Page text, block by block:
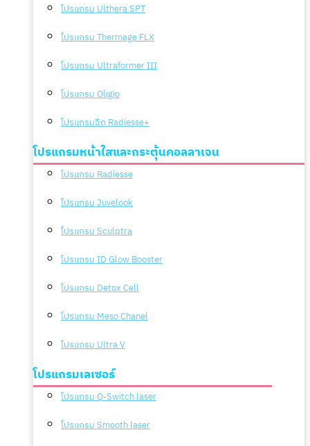
โปรแกรม Ulthera SPT
โปรแกรม Thermage FLX
โปรแกรม Ultraformer III
โปรแกรม Oligio
โปรแกรมฉีด Radiesse+
โปรแกรมหน้าใสและกระตุ้นคอลลาเจน
โปรแกรม Radiesse
โปรแกรม Juvelook
โปรแกรม Sculptra
โปรแกรม ID Glow Booster
โปรแกรม Detox Cell
โปรแกรม Meso Chanel
โปรแกรม Ultra V
โปรแกรมเลเซอร์
โปรแกรม Q-Switch laser
โปรแกรม Smooth laser